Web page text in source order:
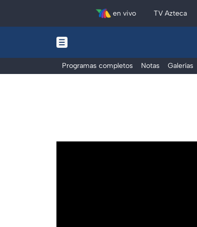
en vivo TV Azteca
Programas completos Notas Galerías